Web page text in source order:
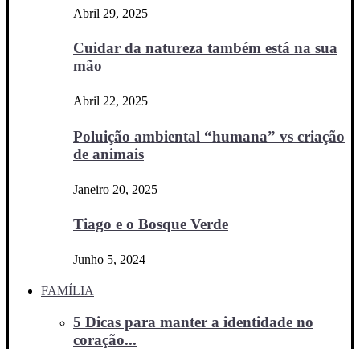
Abril 29, 2025
Cuidar da natureza também está na sua
mão
Abril 22, 2025
Poluição ambiental “humana” vs criação
de animais
Janeiro 20, 2025
Tiago e o Bosque Verde
Junho 5, 2024
FAMÍLIA
5 Dicas para manter a identidade no
coração...